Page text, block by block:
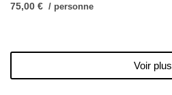
75,00 € / personne
Voir plus